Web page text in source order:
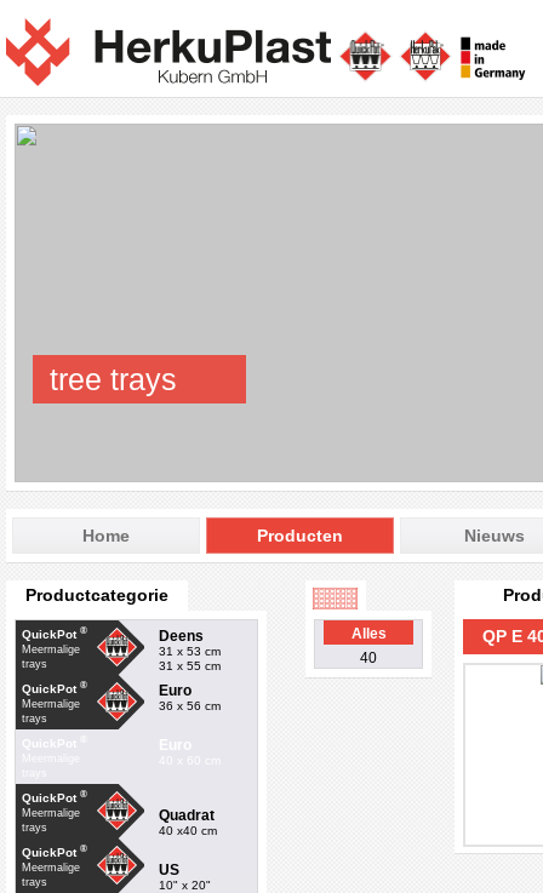
tree trays
Home Producten Nieuws
Productcategorie
QuickPot ®
Meermalige
trays
Deens
31 x 53 cm
31 x 55 cm
QuickPot ®
Meermalige
trays
Euro
36 x 56 cm
QuickPot Euro
40 x 60 cm
QuickPot ®
Meermalige
trays
Quadrat
40 x40 cm
QuickPot ®
Meermalige
trays
US
10" x 20"
Alles
40
QP E